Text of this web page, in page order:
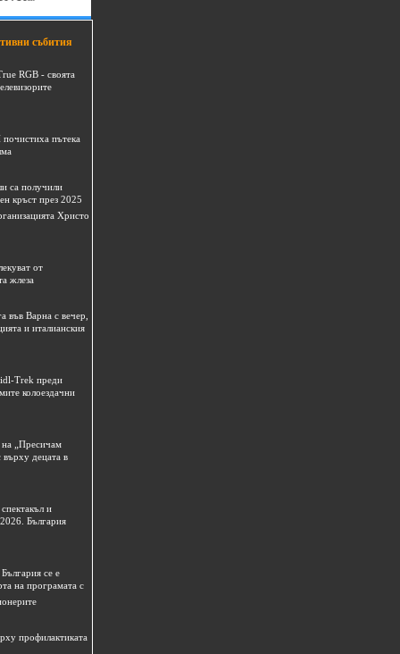
събития
RGB - своята
пътека
са получили
кръст през 2025
Христо
от
жлеза
във Варна с вечер,
и италианския
Trek преди
колоездачни
на „Пресичам
децата в
и
България
се е
на програмата с
профилактиката